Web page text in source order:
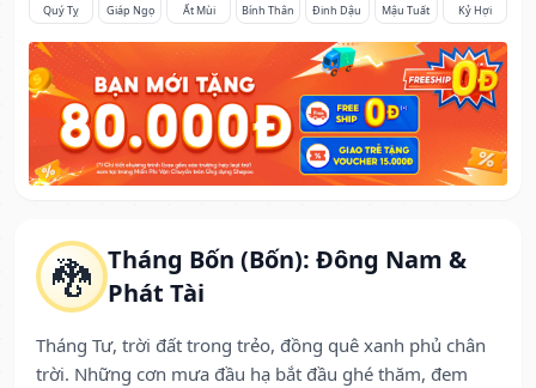
🐉 Tháng Bốn (Bốn): Đông Nam &
Phát Tài
Tháng Tư, trời đất trong trẻo, đồng quê xanh phủ chân
trời. Những cơn mưa đầu hạ bắt đầu ghé thăm, đem
Quý Tỵ
Giáp Ngọ
Ất Mùi
Bính Thân
Đinh Dậu
Mậu Tuất
Kỷ Hợi